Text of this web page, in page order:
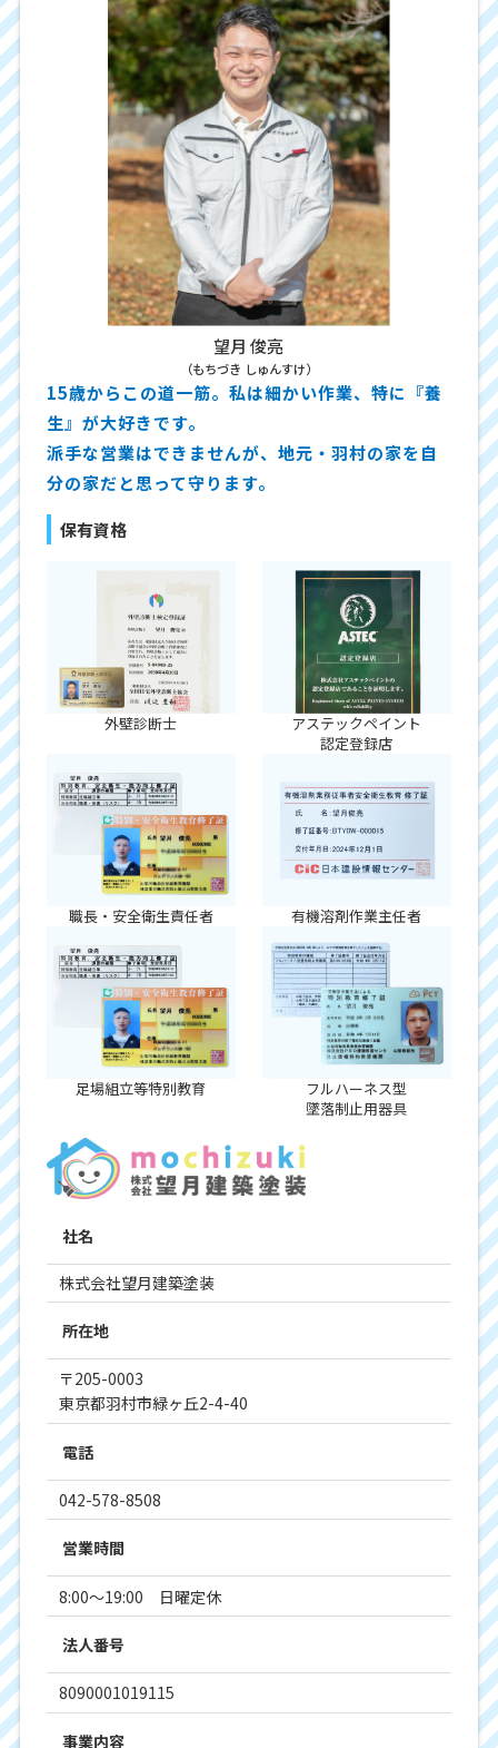
望月 俊亮
（もちづき しゅんすけ）
15歳からこの道一筋。私は細かい作業、特に『養
生』が大好きです。
派手な営業はできませんが、地元・羽村の家を自
分の家だと思って守ります。
保有資格
外壁診断士
アステックペイント
認定登録店
職長・安全衛生責任者 有機溶剤作業主任者
足場組立等特別教育
フルハーネス型
墜落制止用器具
社名
株式会社望月建築塗装
所在地
〒205-0003
東京都羽村市緑ヶ丘2-4-40
電話
042-578-8508
営業時間
8:00～19:00 日曜定休
法人番号
8090001019115
事業内容